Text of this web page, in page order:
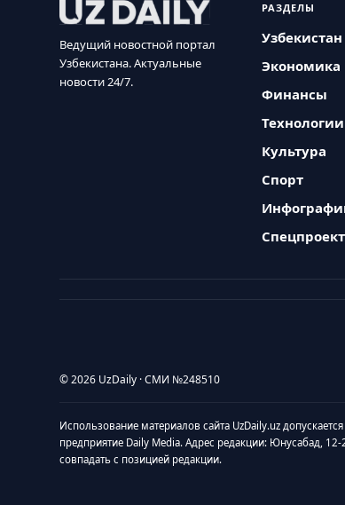
Ведущий новостной портал
Узбекистана. Актуальные
новости 24/7.
РАЗДЕЛЫ
Узбекистан
Экономика
Финансы
Технологии
Культура
Спорт
© 2026 UzDaily · СМИ №248510
Использование материалов сайта UzDaily.uz
предприятие Daily Media. Адрес редакции: Юнусабад,
совпадать с позицией редакции.